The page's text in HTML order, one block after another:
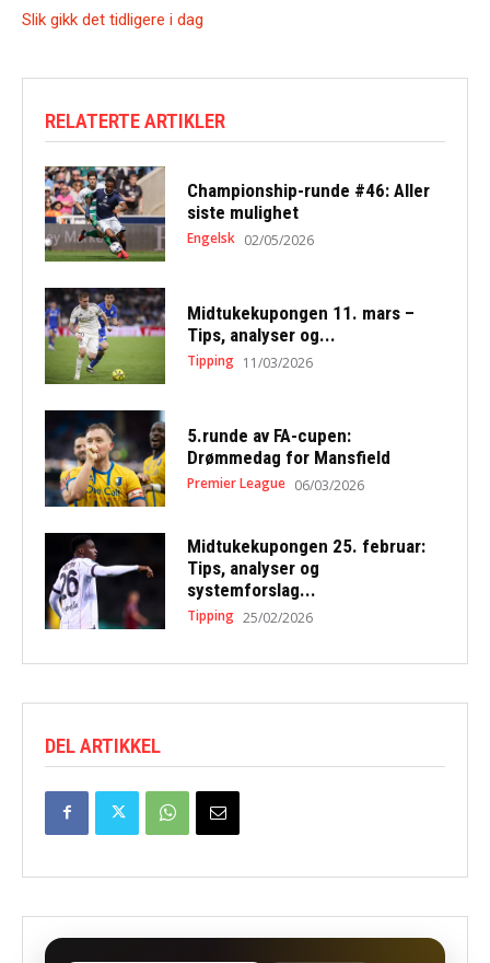
Slik gikk det tidligere i dag
RELATERTE ARTIKLER
Championship-runde #46: Aller
siste mulighet
Engelsk 02/05/2026
Midtukekupongen 11. mars –
Tips, analyser og...
Tipping 11/03/2026
5.runde av FA-cupen:
Drømmedag for Mansfield
Premier League 06/03/2026
Midtukekupongen 25. februar:
Tips, analyser og
systemforslag...
Tipping 25/02/2026
DEL ARTIKKEL